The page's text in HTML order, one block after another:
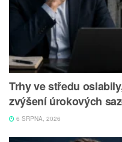
Trhy ve středu
zvýšení úrokových
6 SRPNA, 2026